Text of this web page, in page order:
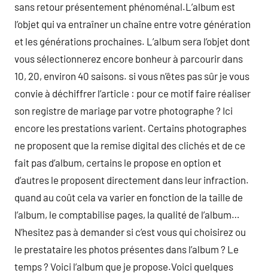
sans retour présentement phénoménal.L’album est
l’objet qui va entraîner un chaîne entre votre génération
et les générations prochaines. L’album sera l’objet dont
vous sélectionnerez encore bonheur à parcourir dans
10, 20, environ 40 saisons. si vous n’êtes pas sûr je vous
convie à déchiffrer l’article : pour ce motif faire réaliser
son registre de mariage par votre photographe ? Ici
encore les prestations varient. Certains photographes
ne proposent que la remise digital des clichés et de ce
fait pas d’album, certains le propose en option et
d’autres le proposent directement dans leur infraction.
quand au coût cela va varier en fonction de la taille de
l’album, le comptabilise pages, la qualité de l’album…
N’hesitez pas à demander si c’est vous qui choisirez ou
le prestataire les photos présentes dans l’album ? Le
temps ? Voici l’album que je propose.Voici quelques